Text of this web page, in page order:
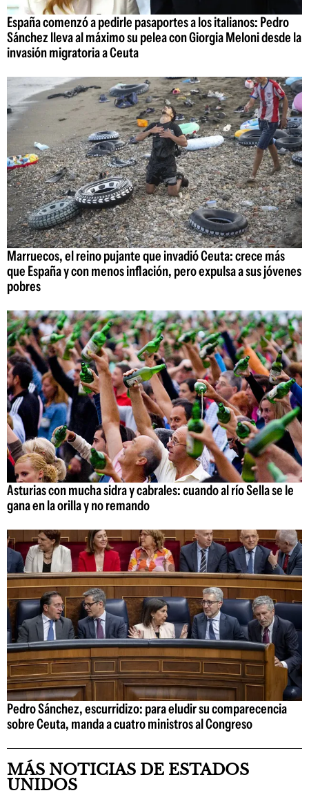
España comenzó a pedirle pasaportes a los italianos: Pedro
Sánchez lleva al máximo su pelea con Giorgia Meloni desde la
invasión migratoria a Ceuta
Marruecos, el reino pujante que invadió Ceuta: crece más
que España y con menos inflación, pero expulsa a sus jóvenes
pobres
Asturias con mucha sidra y cabrales: cuando al río Sella se le
gana en la orilla y no remando
Pedro Sánchez, escurridizo: para eludir su comparecencia
sobre Ceuta, manda a cuatro ministros al Congreso
MÁS NOTICIAS DE ESTADOS
UNIDOS